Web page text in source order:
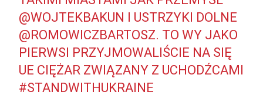
@WOJTEKBAKUN I USTRZYKI DOLNE
@ROMOWICZBARTOSZ. TO WY JAKO
PIERWSI PRZYJMOWALIŚCIE NA SIĘ
UE CIĘŻAR ZWIĄZANY Z UCHODŹCAMI
#STANDWITHUKRAINE️